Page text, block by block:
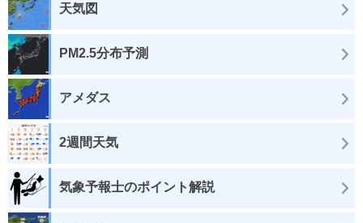
天気図
PM2.5分布予測
アメダス
2週間天気
気象予報士のポイント解説